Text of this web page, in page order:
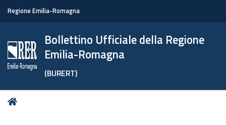
Regione Emilia-Romagna
Bollettino Ufficiale della Regione
Emilia-Romagna
(BURERT)
Tu